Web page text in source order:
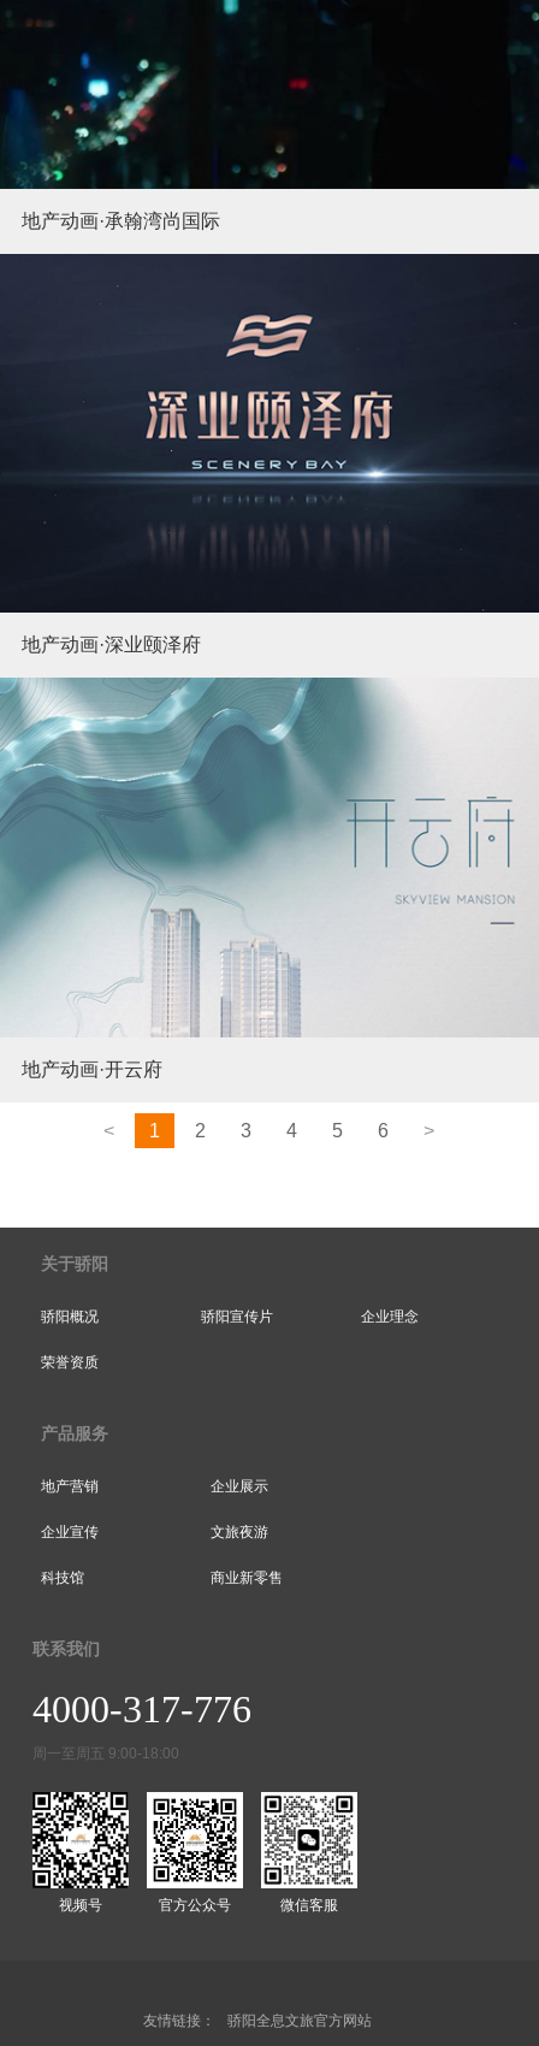
地产动画·承翰湾尚国际
地产动画·深业颐泽府
地产动画·开云府
< 1 2 3 4 5 6 >
关于骄阳
骄阳概况 骄阳宣传片 企业理念
荣誉资质
产品服务
地产营销 企业展示
企业宣传 文旅夜游
科技馆 商业新零售
联系我们
4000-317-776
周一至周五 9:00-18:00
视频号 官方公众号 微信客服
友情链接： 骄阳全息文旅官方网站